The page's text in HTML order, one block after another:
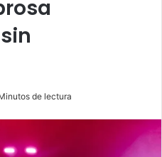
de lectura